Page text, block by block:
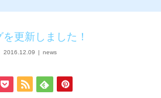
を更新しました！
2016.12.09 news